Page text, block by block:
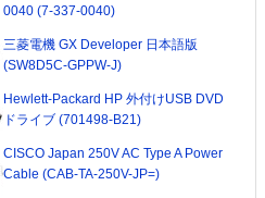
0040 (7-337-0040)
三菱電機 GX Developer 日本語版
(SW8D5C-GPPW-J)
Hewlett-Packard HP 外付けUSB DVD
ドライブ (701498-B21)
CISCO Japan 250V AC Type A Power
Cable (CAB-TA-250V-JP=)